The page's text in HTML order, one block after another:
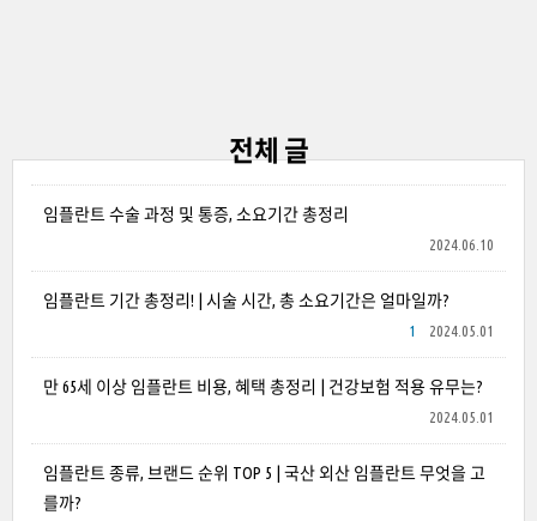
전체 글
임플란트 수술 과정 및 통증, 소요기간 총정리
2024.06.10
임플란트 기간 총정리! | 시술 시간, 총 소요기간은 얼마일까?
2024.05.01
1
만 65세 이상 임플란트 비용, 혜택 총정리 | 건강보험 적용 유무는?
2024.05.01
임플란트 종류, 브랜드 순위 TOP 5 | 국산 외산 임플란트 무엇을 고
를까?